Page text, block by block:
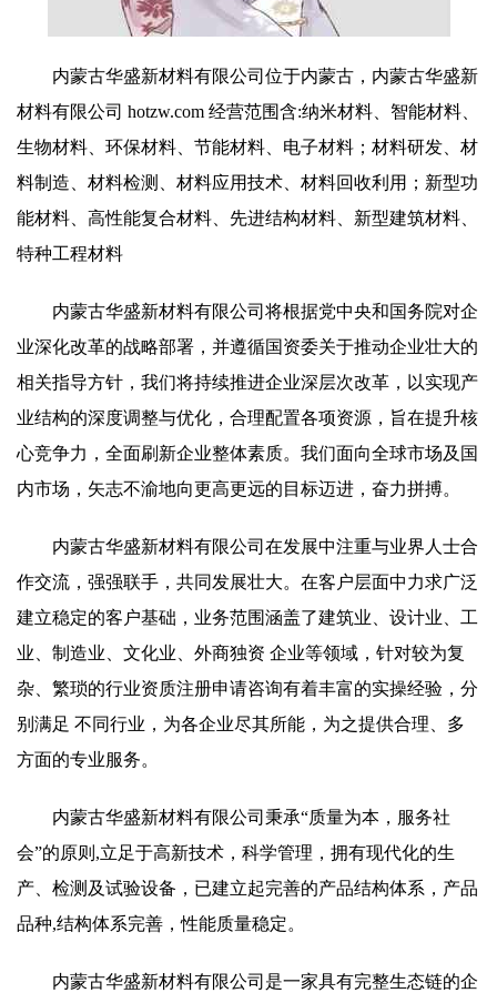
内蒙古华盛新材料有限公司位于内蒙古，内蒙古华盛新
材料有限公司 hotzw.com 经营范围含:纳米材料、智能材料、
生物材料、环保材料、节能材料、电子材料；材料研发、材
料制造、材料检测、材料应用技术、材料回收利用；新型功
能材料、高性能复合材料、先进结构材料、新型建筑材料、
特种工程材料
内蒙古华盛新材料有限公司将根据党中央和国务院对企
业深化改革的战略部署，并遵循国资委关于推动企业壮大的
相关指导方针，我们将持续推进企业深层次改革，以实现产
业结构的深度调整与优化，合理配置各项资源，旨在提升核
心竞争力，全面刷新企业整体素质。我们面向全球市场及国
内市场，矢志不渝地向更高更远的目标迈进，奋力拼搏。
内蒙古华盛新材料有限公司在发展中注重与业界人士合
作交流，强强联手，共同发展壮大。在客户层面中力求广泛
建立稳定的客户基础，业务范围涵盖了建筑业、设计业、工
业、制造业、文化业、外商独资 企业等领域，针对较为复
杂、繁琐的行业资质注册申请咨询有着丰富的实操经验，分
别满足 不同行业，为各企业尽其所能，为之提供合理、多
方面的专业服务。
内蒙古华盛新材料有限公司秉承“质量为本，服务社
会”的原则,立足于高新技术，科学管理，拥有现代化的生
产、检测及试验设备，已建立起完善的产品结构体系，产品
品种,结构体系完善，性能质量稳定。
内蒙古华盛新材料有限公司是一家具有完整生态链的企